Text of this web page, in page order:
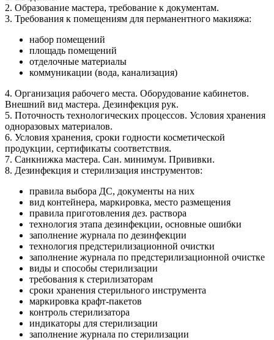
2. Образование мастера, требование к документам.
3. Требования к помещениям для перманентного макияжа:
набор помещений
площадь помещений
отделочные материалы
коммуникации (вода, канализация)
4. Организация рабочего места. Оборудование кабинетов.
Внешний вид мастера. Дезинфекция рук.
5. Поточность технологических процессов. Условия хранения
одноразовых материалов.
6. Условия хранения, сроки годности косметической
продукции, сертификаты соответствия.
7. Санкнижка мастера. Сан. минимум. Прививки.
8. Дезинфекция и стерилизация инструментов:
правила выбора ДС, документы на них
вид контейнера, маркировка, место размещения
правила приготовления дез. раствора
технология этапа дезинфекции, основные ошибки
заполнение журнала по дезинфекции
технология предстерилизационной очистки
заполнение журнала по предстерилизационной очистке
виды и способы стерилизации
требования к стерилизаторам
сроки хранения стерильного инструмента
маркировка крафт-пакетов
контроль стерилизатора
индикаторы для стерилизации
заполнение журнала по стерилизации